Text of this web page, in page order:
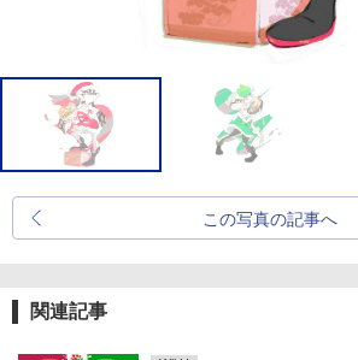
この写真の記事へ
関連記事